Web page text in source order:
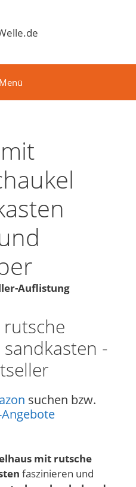
Menü
Auflistung
-
suchen bzw.
mit rutsche
faszinieren und